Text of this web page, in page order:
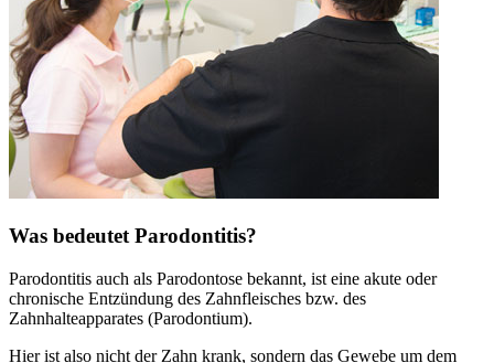
Was bedeutet Parodontitis?
Parodontitis auch als Parodontose bekannt, ist eine akute oder
chronische Entzündung des Zahnfleisches bzw. des
Zahnhalteapparates (Parodontium).
Hier ist also nicht der Zahn krank, sondern das Gewebe um dem